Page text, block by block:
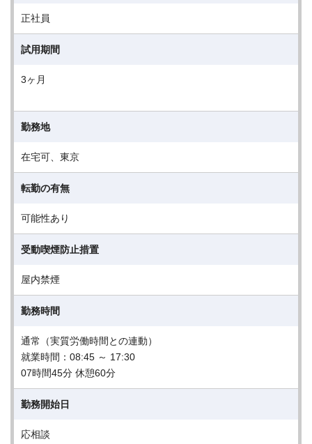
正社員
試用期間
3ヶ月
勤務地
在宅可、東京
転勤の有無
可能性あり
受動喫煙防止措置
屋内禁煙
勤務時間
通常（実質労働時間との連動）
就業時間：08:45 ～ 17:30
07時間45分 休憩60分
勤務開始日
応相談